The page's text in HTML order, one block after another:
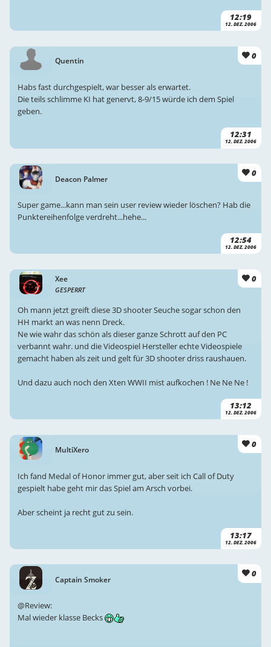
12:19
12. DEZ. 2006
Quentin 0
12:31
12. DEZ. 2006
Habs fast durchgespielt, war besser als erwartet.
Die teils schlimme KI hat genervt, 8-9/15 würde ich dem Spiel
geben.
Deacon Palmer
0
12:54
12. DEZ. 2006
Super game...kann man sein user review wieder löschen? Hab die
Punktereihenfolge verdreht...hehe...
Xee
GESPERRT
0
13:12
12. DEZ. 2006
Oh mann jetzt greift diese 3D shooter Seuche sogar schon den
HH markt an was nenn Dreck.
Ne wie wahr das schön als dieser ganze Schrott auf den PC
verbannt wahr. und die Videospiel Hersteller echte Videospiele
gemacht haben als zeit und gelt für 3D shooter driss raushauen.
Und dazu auch noch den Xten WWII mist aufkochen ! Ne Ne Ne !
MultiXero
0
13:17
12. DEZ. 2006
Ich fand Medal of Honor immer gut, aber seit ich Call of Duty
gespielt habe geht mir das Spiel am Arsch vorbei.
Aber scheint ja recht gut zu sein.
Captain Smoker
0
@Review:
Mal wieder klasse Becks